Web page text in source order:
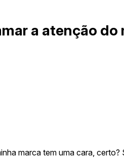
a atenção do
marca tem uma cara,